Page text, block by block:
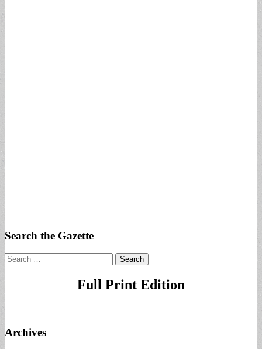
Search the Gazette
Search
for:
Full Print Edition
Archives